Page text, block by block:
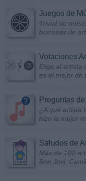
Juegos de
Trivial de
borrosas de
Votaciones
Elige al artista
es el mejor de
Preguntas
¿A qué artista
hizo la mejor
Saludos de
Más de 100
Bon Jovi,